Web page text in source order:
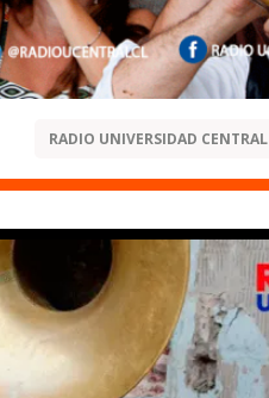
RADIO UNIVERSIDAD CENTRAL